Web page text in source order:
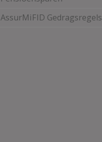
AssurMiFID Gedragsregels